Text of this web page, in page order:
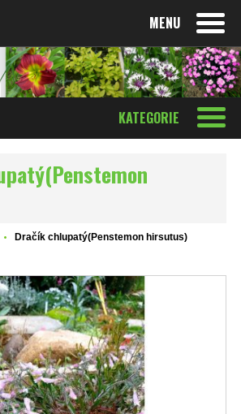
MENU
KATEGORIE
Dračík chlupatý(Penstemon hirsutus)